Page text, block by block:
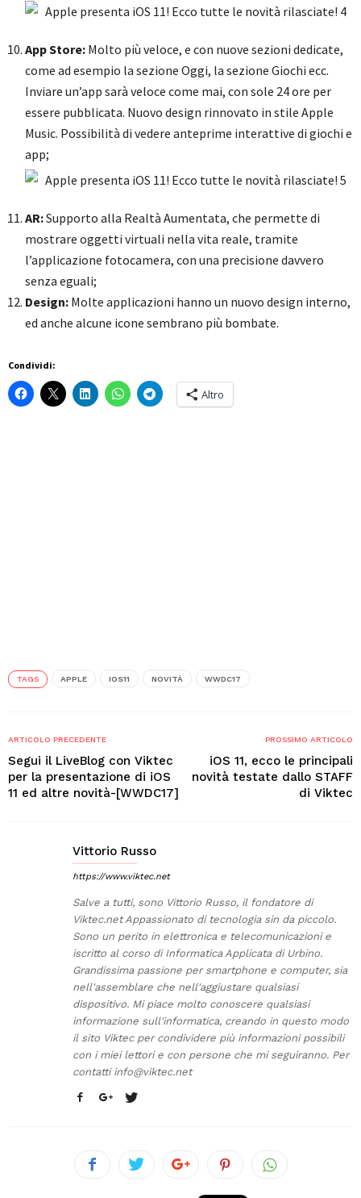
App Store: Molto più veloce, e con nuove sezioni dedicate,
come ad esempio la sezione Oggi, la sezione Giochi ecc.
Inviare un’app sarà veloce come mai, con sole 24 ore per
essere pubblicata. Nuovo design rinnovato in stile Apple
Music. Possibilità di vedere anteprime interattive di giochi e
app;
AR:Supporto alla Realtà Aumentata, che permette di
mostrare oggetti virtuali nella vita reale, tramite
l’applicazione fotocamera, con una precisione davvero
senza eguali;
Design: Molte applicazioni hanno un nuovo design interno,
ed anche alcune icone sembrano più bombate.
Condividi:
Altro
TAGS APPLE IOS11 NOVITÀ WWDC17
ARTICOLO PRECEDENTE
Segui il LiveBlog con Viktec
per la presentazione di iOS
11 ed altre novità-[WWDC17]
PROSSIMO ARTICOLO
iOS 11, ecco le principali
novità testate dallo STAFF
di Viktec
Vittorio Russo
https://www.viktec.net
Salve a tutti, sono Vittorio Russo, il fondatore di
Viktec.net Appassionato di tecnologia sin da piccolo.
Sono un perito in elettronica e telecomunicazioni e
iscritto al corso di Informatica Applicata di Urbino.
Grandissima passione per smartphone e computer, sia
nell'assemblare che nell'aggiustare qualsiasi
dispositivo. Mi piace molto conoscere qualsiasi
informazione sull'informatica, creando in questo modo
il sito Viktec per condividere più informazioni possibili
con i miei lettori e con persone che mi seguiranno. Per
contatti info@viktec.net